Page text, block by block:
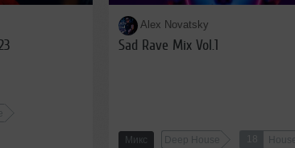
Alex Novatsky
Sad Rave Mix Vol.1
Микс Deep House 18